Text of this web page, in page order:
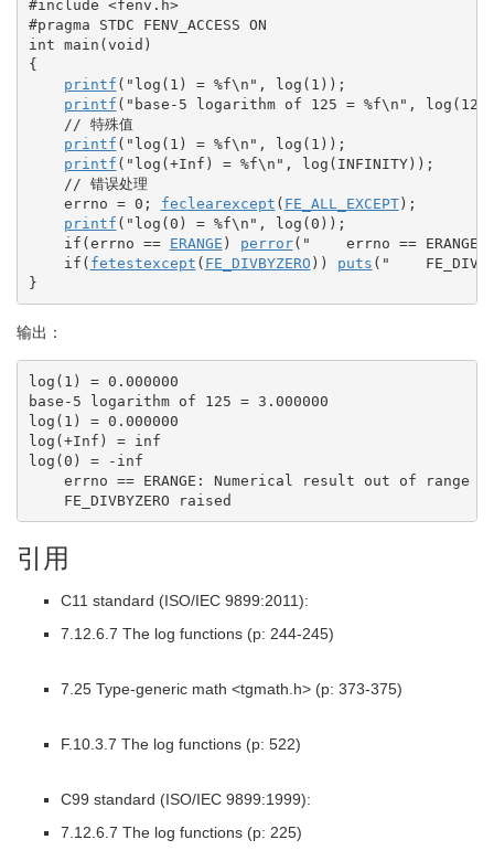
#include <fenv.h>
#pragma STDC FENV_ACCESS ON
int main (void )
{
printf ( "log(1) = %f\n " , log ( 1 ) ) ;
printf ( "base-5 logarithm of 125 = %f\n " , log ( 125
// 特殊值
printf ( "log(1) = %f\n " , log ( 1 ) ) ;
printf ( "log(+Inf) = %f\n " , log ( INFINITY) ) ;
// 错误处理
errno = 0 ; feclearexcept ( FE_ALL_EXCEPT) ;
printf ( "log(0) = %f\n " , log (0 ) ) ;
if (errno == ERANGE ) perror( "    errno == ERANGE"
if ( fetestexcept ( FE_DIVBYZERO ) ) puts ( "
}
输出：
log(1) = 0.000000
base-5 logarithm of 125 = 3.000000
log(1) = 0.000000
log(+Inf) = inf
log(0) = -inf
    errno == ERANGE: Numerical result out of range
    FE_DIVBYZERO raised
引用
C11 standard (ISO/IEC 9899:2011):
7.12.6.7 The log functions (p: 244-245)
7.25 Type-generic math <tgmath.h> (p: 373-375)
F.10.3.7 The log functions (p: 522)
C99 standard (ISO/IEC 9899:1999):
7.12.6.7 The log functions (p: 225)